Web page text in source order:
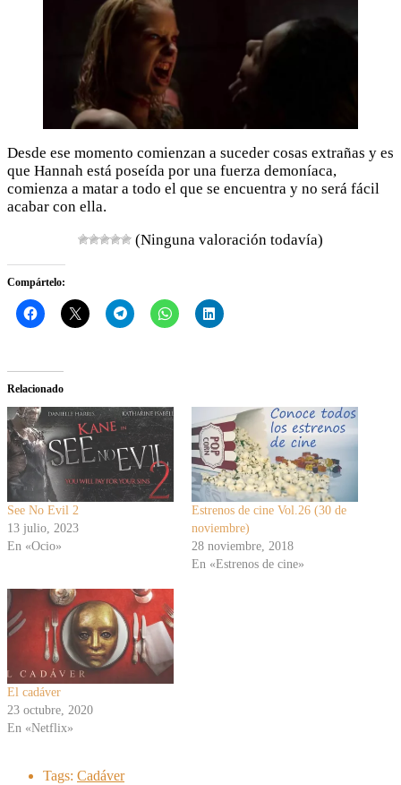
Desde ese momento comienzan a suceder cosas extrañas y es
que Hannah está poseída por una fuerza demoníaca,
comienza a matar a todo el que se encuentra y no será fácil
acabar con ella.
(Ninguna valoración todavía)
Compártelo:
Relacionado
See No Evil 2
13 julio, 2023
En «Ocio»
Estrenos de cine Vol.26 (30 de
noviembre)
28 noviembre, 2018
En «Estrenos de cine»
El cadáver
23 octubre, 2020
En «Netflix»
Tags: Cadáver